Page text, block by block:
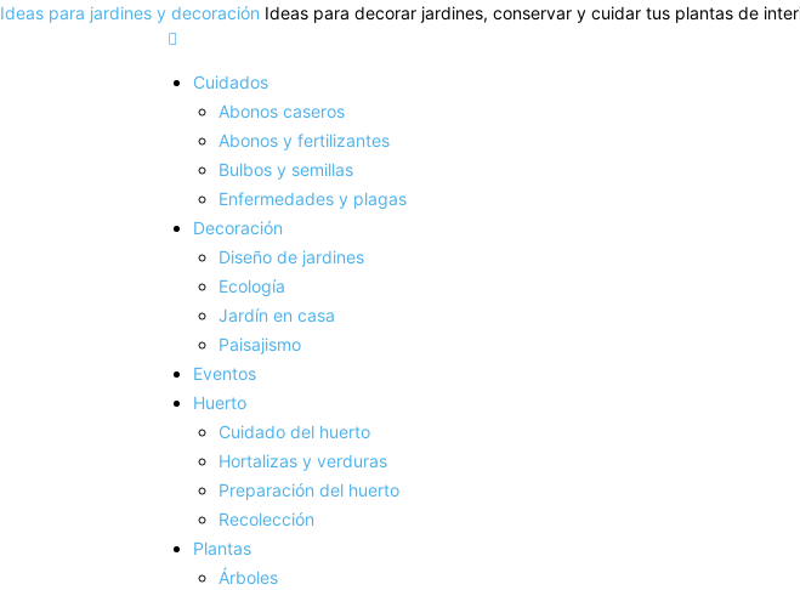
Ideas para jardines y decoración Ideas para decorar jardines, conservar y cuidar tus plantas de
Cuidados
Abonos caseros
Abonos y fertilizantes
Bulbos y semillas
Enfermedades y plagas
Decoración
Diseño de jardines
Ecología
Jardín en casa
Paisajismo
Eventos
Huerto
Cuidado del huerto
Hortalizas y verduras
Preparación del huerto
Recolección
Plantas
Árboles